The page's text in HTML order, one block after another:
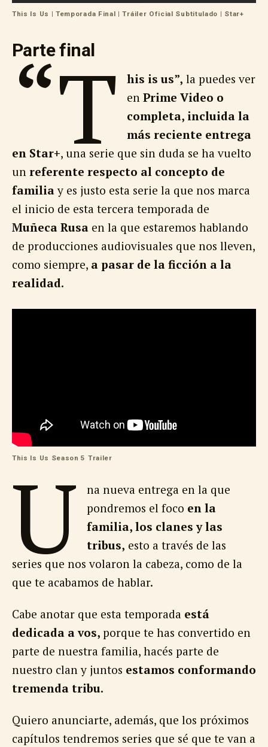
This Is Us | Temporada Final | Tráiler Oficial Subtitulado | Star+
Parte final
“T his is us”, la puedes ver
enPrime Video o
completa, incluida la
más reciente entrega
en Star+, una serie que sin duda se ha vuelto
un referente respecto al concepto de
familiay es justo esta serie la que nos marca
el inicio de esta tercera temporada de
Muñeca Rusa en la que estaremos hablando
de producciones audiovisuales que nos lleven,
como siempre, a pasar de la ficción a la
realidad.
This Is Us Season 5 Trailer
U
na nueva entrega en la que
pondremos el foco en la
familia, los clanes y las
tribus, esto a través de las
series que nos volaron la cabeza, como de la
que te acabamos de hablar.
Cabe anotar que esta temporada está
dedicada a vos, porque te has convertido en
parte de nuestra familia, hacés parte de
nuestro clan y juntos estamos conformando
tremenda tribu.
Quiero anunciarte, además, que los próximos
capítulos tendremos series que sé que te van a